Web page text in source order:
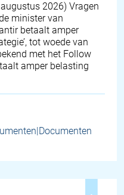
2026) Vragen
minister van
betaalt amper
tot woede van
met het Follow
amper belasting